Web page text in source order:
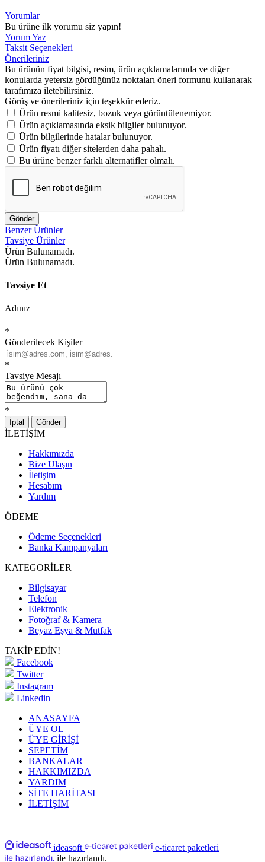
Yorumlar
Bu ürüne ilk yorumu siz yapın!
Yorum Yaz
Taksit Seçenekleri
Önerileriniz
Bu ürünün fiyat bilgisi, resim, ürün açıklamalarında ve diğer
konularda yetersiz gördüğünüz noktaları öneri formunu kullanarak
tarafımıza iletebilirsiniz.
Görüş ve önerileriniz için teşekkür ederiz.
Ürün resmi kalitesiz, bozuk veya görüntülenemiyor.
Ürün açıklamasında eksik bilgiler bulunuyor.
Ürün bilgilerinde hatalar bulunuyor.
Ürün fiyatı diğer sitelerden daha pahalı.
Bu ürüne benzer farklı alternatifler olmalı.
Gönder
Benzer Ürünler
Tavsiye Ürünler
Ürün Bulunamadı.
Ürün Bulunamadı.
Tavsiye Et
Adınız
*
Gönderilecek Kişiler
*
Tavsiye Mesajı
*
İptal Gönder
İLETİŞİM
Hakkımızda
Bize Ulaşın
İletişim
Hesabım
Yardım
ÖDEME
Ödeme Seçenekleri
Banka Kampanyaları
KATEGORİLER
Bilgisayar
Telefon
Elektronik
Fotoğraf & Kamera
Beyaz Eşya & Mutfak
TAKİP EDİN!
Facebook
Twitter
Instagram
Linkedin
ANASAYFA
ÜYE OL
ÜYE GİRİŞİ
SEPETİM
BANKALAR
HAKKIMIZDA
YARDIM
SİTE HARİTASI
İLETİŞİM
ideasoft
e-ticaret paketleri
ile hazırlandı.